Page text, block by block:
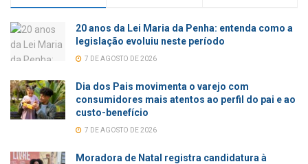
20 anos da Lei Maria da Penha: entenda como a
legislação evoluiu neste período
7 DE AGOSTO DE 2026
Dia dos Pais movimenta o varejo com
consumidores mais atentos ao perfil do pai e ao
custo-benefício
7 DE AGOSTO DE 2026
Moradora de Natal registra candidatura à